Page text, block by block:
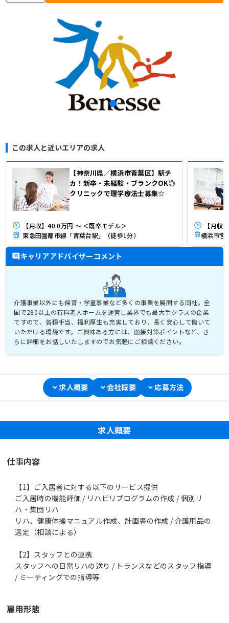
この求人と近いエリアの求人
【神奈川県／横浜市青葉区】駅チ
カ！新卒・未経験・ブランクOK◎
クリニックで理学療法士募集☆
【月収】40.0万円 ～ ＜既卒モデル＞
東急田園都市線「青葉台駅」（徒歩1分）
【月収
キャリアアドバイザーコメント
介護事業以外にも保育・学童事業など多くの事業を展開する同社。全
国で280以上の有料老人ホームを運営し業界でも最大手クラスの企業
ですので、各種手当、福利厚生も充実しており、長く安心して働いて
いただける環境です。ご興味ある方には、面接対策ポイントなど、さ
らに詳細をお話しいたしますのでお気軽にご相談ください。
求人概要 会社概要 応募方法
求人概要
仕事内容
【1】ご入居者に対する以下のサービス提供
ご入居時の機能評価 / リハビリプログラムの作成 / 個別リ
ハ・集団リハ
リハ、健康体操マニュアル作成、計画書の作成 / 介護用品の
選定（相談による）
【2】スタッフとの連携
スタッフへの日常リハの送り / トランスなどのスタッフ指導
/ ミーティングでの指導等
雇用形態